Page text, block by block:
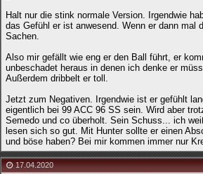
Halt nur die stink normale Version. Irgendwie
das Gefühl er ist anwesend. Wenn er dann mal
Sachen.
Also mir gefällt wie eng er den Ball führt, er
unbeschadet heraus in denen ich denke er
Außerdem dribbelt er toll.
Jetzt zum Negativen. Irgendwie ist er gefühlt
eigentlich bei 99 ACC 96 SS sein. Wird aber
Semedo und co überholt. Sein Schuss... ich
lesen sich so gut. Mit Hunter sollte er einen
und böse haben? Bei mir kommen immer nur
17.04.2020